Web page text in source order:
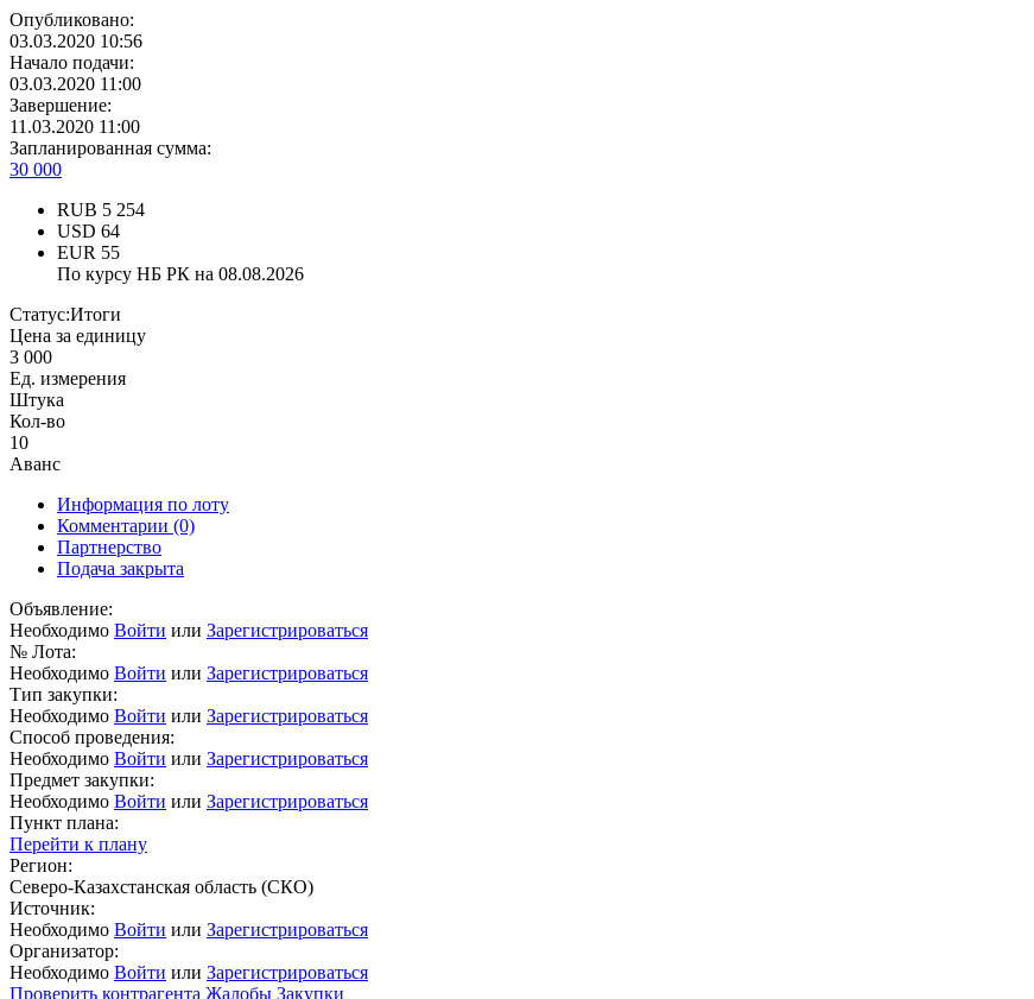
Опубликовано:
03.03.2020 10:56
Начало подачи:
03.03.2020 11:00
Завершение:
11.03.2020 11:00
Запланированная сумма:
30 000
RUB 5 254
USD 64
EUR 55
По курсу НБ РК на 08.08.2026
Статус:Итоги
Цена за единицу
3 000
Ед. измерения
Штука
Кол-во
10
Аванс
Информация по лоту
Комментарии (0)
Партнерство
Подача закрыта
Объявление:
Необходимо Войти или Зарегистрироваться
№ Лота:
Необходимо Войти или Зарегистрироваться
Тип закупки:
Необходимо Войти или Зарегистрироваться
Способ проведения:
Необходимо Войти или Зарегистрироваться
Предмет закупки:
Необходимо Войти или Зарегистрироваться
Пункт плана:
Перейти к плану
Регион:
Северо-Казахстанская область (СКО)
Источник:
Необходимо Войти или Зарегистрироваться
Организатор:
Необходимо Войти или Зарегистрироваться
Проверить контрагента Жалобы Закупки